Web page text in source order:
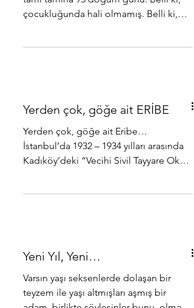
Hiç kutlanmamış, hiç kutlanamamış
tamı tamına 93 doğum günü. Belli ki,
gençliğinde kutlamaya derman...
Yerden çok, göğe ait ERİBE
Yerden çok, göğe ait Eribe…
İstanbul’da 1932 – 1934 yılları arasında
”nu işleterek, bu ülkenin...
Yeni Yıl, Yeni…
Varsın yaşı seksenlerde dolaşan bir